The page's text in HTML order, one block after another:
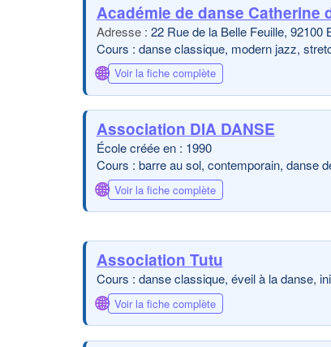
Académie de danse Catherine
22 Rue de la Belle Feuille, 92100
Cours : danse classique, modern jazz,
🌐 Voir la fiche complète
Association DIA DANSE
École créée en : 1990
Cours : barre au sol, contemporain, danse
🌐 Voir la fiche complète
Association Tutu
Cours : danse classique, éveil à la danse,
🌐 Voir la fiche complète